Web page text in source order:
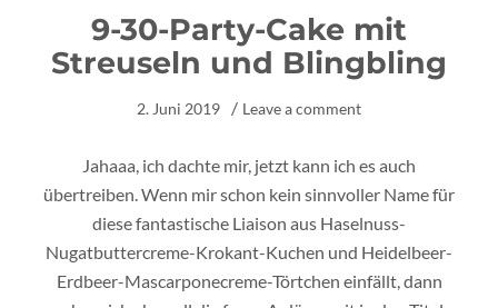
9-30-Party-Cake mit
Streuseln und Blingbling
2. Juni 2019 Leave a comment
Jahaaa, ich dachte mir, jetzt kann ich es auch
übertreiben. Wenn mir schon kein sinnvoller Name für
diese fantastische Liaison aus Haselnuss-
Nugatbuttercreme-Krokant-Kuchen und Heidelbeer-
Erdbeer-Mascarponecreme-Törtchen einfällt, dann